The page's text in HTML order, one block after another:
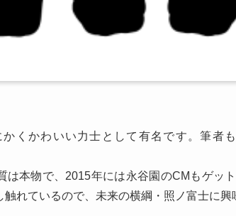
くかわいい力士として有名です。筆者
は本物で、2015年には永谷園のCMもゲッ
れているので、未来の横綱・照ノ富士に興